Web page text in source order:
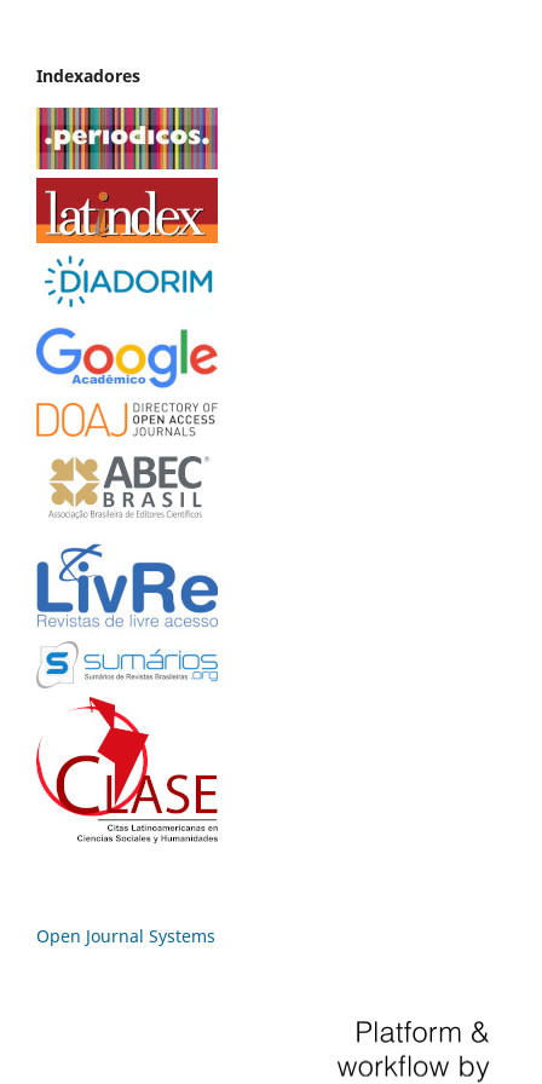
Indexadores
Open Journal Systems